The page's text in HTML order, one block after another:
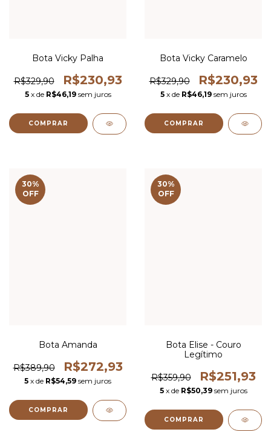
Bota Vicky Palha
R$329,90 R$230,93
5 x de R$46,19 sem juros
COMPRAR
Bota Vicky Caramelo
R$329,90 R$230,93
5 x de R$46,19 sem juros
COMPRAR
30%
OFF
Bota Amanda
R$389,90 R$272,93
5 x de R$54,59 sem juros
COMPRAR
30%
OFF
Bota Elise - Couro
Legítimo
R$359,90 R$251,93
5 x de R$50,39 sem juros
COMPRAR